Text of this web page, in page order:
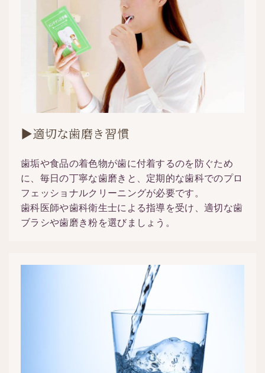
▶適切な歯磨き習慣
歯垢や食品の着色物が歯に付着するのを防ぐため
に、毎日の丁寧な歯磨きと、定期的な歯科でのプロ
フェッショナルクリーニングが必要です。
歯科医師や歯科衛生士による指導を受け、適切な歯
ブラシや歯磨き粉を選びましょう。